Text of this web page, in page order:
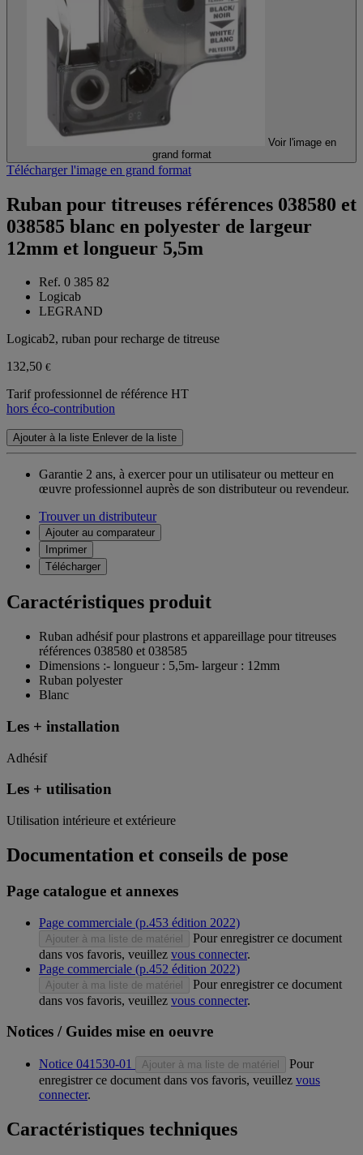
Voir l'image en
grand format
Télécharger l'image en grand format
Ruban pour titreuses références 038580 et
038585 blanc en polyester de largeur
12mm et longueur 5,5m
Ref. 0 385 82
Logicab
LEGRAND
Logicab2, ruban pour recharge de titreuse
132,50 €
Tarif professionnel de référence HT
hors éco-contribution
Ajouter à la liste Enlever de la liste
Garantie 2 ans, à exercer pour un utilisateur ou metteur en
œuvre professionnel auprès de son distributeur ou revendeur.
Trouver un distributeur
Ajouter au comparateur
Imprimer
Télécharger
Caractéristiques produit
Ruban adhésif pour plastrons et appareillage pour titreuses
références 038580 et 038585
Dimensions :- longueur : 5,5m- largeur : 12mm
Ruban polyester
Blanc
Les + installation
Adhésif
Les + utilisation
Utilisation intérieure et extérieure
Documentation et conseils de pose
Page catalogue et annexes
Page commerciale (p.453 édition 2022)
Ajouter à ma liste de matériel
Pour enregistrer ce document
dans vos favoris, veuillez vous connecter.
Page commerciale (p.452 édition 2022)
Ajouter à ma liste de matériel
Pour enregistrer ce document
dans vos favoris, veuillez vous connecter.
Notices / Guides mise en oeuvre
Notice 041530-01 Ajouter à ma liste de matériel
Pour
enregistrer ce document dans vos favoris, veuillez vous
connecter.
Caractéristiques techniques